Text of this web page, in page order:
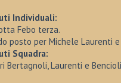
Individuali:
Febo terza.
posto per Michele Laurenti
Squadra:
Bertagnoli, Laurenti e